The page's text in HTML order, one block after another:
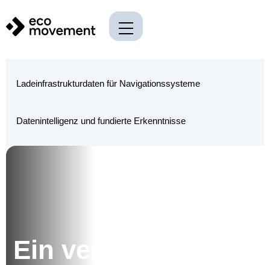
Ladeinfrastrukturdaten für Navigationssysteme
Datenintelligenz und fundierte Erkenntnisse
Ein verlässlicher